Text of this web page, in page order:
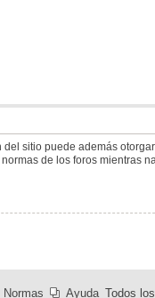
sitio puede además
de los foros mientras
Todos
Ayuda
Normas